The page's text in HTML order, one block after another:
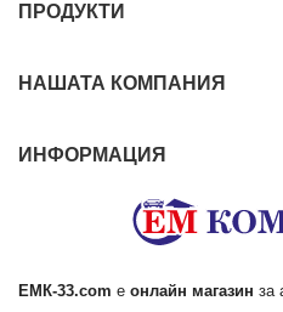
ПРОДУКТИ
НАШАТА КОМПАНИЯ
ИНФОРМАЦИЯ
ЕМК-33.com е онлайн магазин за